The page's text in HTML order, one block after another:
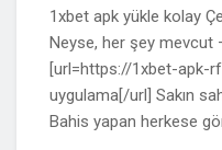
1xbet apk yükle kolay
Neyse, her şey
[url=https://1xbet-apk-
uygulama[/url] Sakın
Bahis yapan herkese